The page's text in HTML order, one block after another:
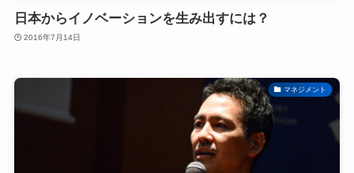
日本からイノベーションを生み出すには？
2016年7月14日
マネジメント